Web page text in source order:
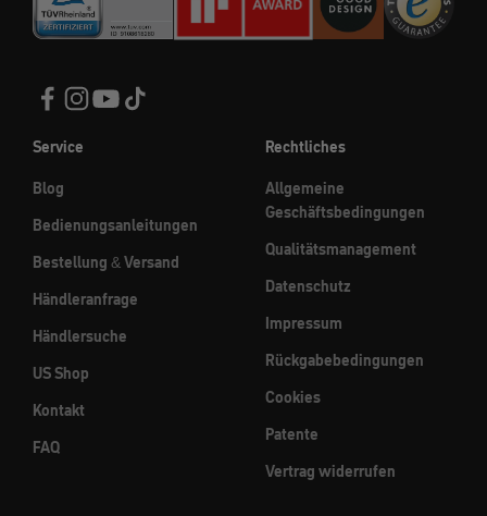
Service
Blog
Bedienungsanleitungen
Bestellung & Versand
Händleranfrage
Händlersuche
US Shop
Kontakt
FAQ
Rechtliches
Allgemeine
Geschäftsbedingungen
Qualitätsmanagement
Datenschutz
Impressum
Rückgabebedingungen
Cookies
Patente
Vertrag widerrufen